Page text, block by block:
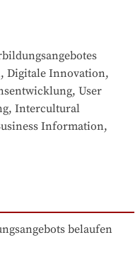
Digitale Innovation,
User
Intercultural
Information,
belaufen